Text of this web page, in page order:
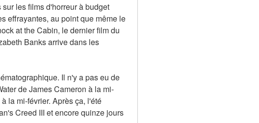
les films d'horreur à budget
effrayantes, au point que même le
at the Cabin, le dernier film du
Banks arrive dans les
Il n'y a pas eu de
de James Cameron à la mi-
la mi-février. Après ça, l'été
Creed III et encore quinze jours